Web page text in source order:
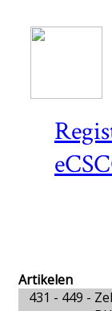
Artikelen
431 - 449 -